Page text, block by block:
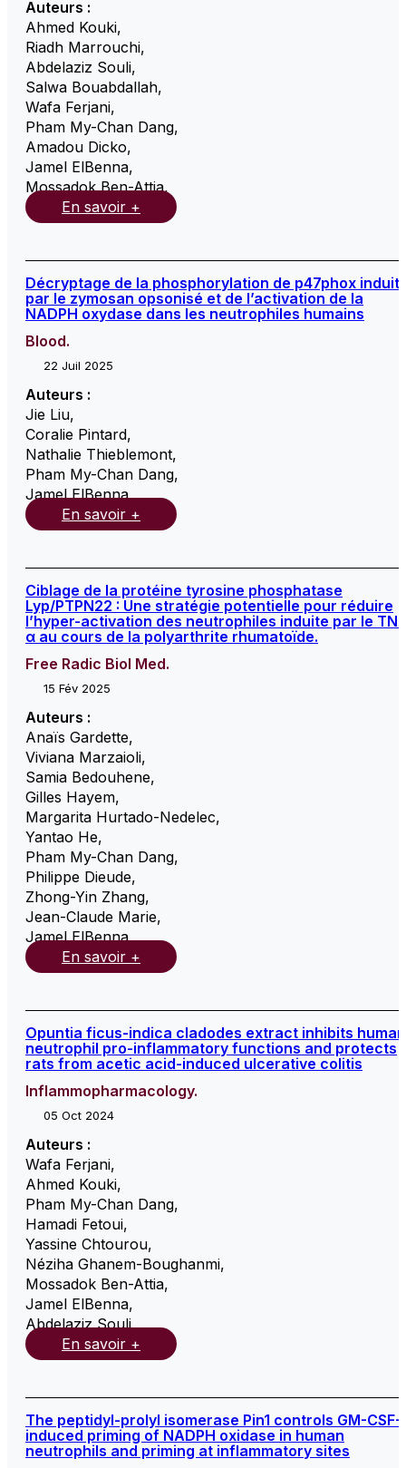
Auteurs :
Ahmed Kouki,
Riadh Marrouchi,
Abdelaziz Souli,
Salwa Bouabdallah,
Wafa Ferjani,
Pham My-Chan Dang,
Amadou Dicko,
Jamel ElBenna,
Mossadok Ben-Attia,
En savoir +
Décryptage de la phosphorylation de p47phox
par le zymosan opsonisé et de l’activation de la
NADPH oxydase dans les neutrophiles humains
Blood.
22 Juil 2025
Auteurs :
Jie Liu,
Coralie Pintard,
Nathalie Thieblemont,
Pham My-Chan Dang,
Jamel ElBenna,
En savoir +
Ciblage de la protéine tyrosine phosphatase
Lyp/PTPN22 : Une stratégie potentielle pour réduire
l’hyper-activation des neutrophiles induite par le
α au cours de la polyarthrite rhumatoïde.
Free Radic Biol Med.
15 Fév 2025
Auteurs :
Anaïs Gardette,
Viviana Marzaioli,
Samia Bedouhene,
Gilles Hayem,
Margarita Hurtado-Nedelec,
Yantao He,
Pham My-Chan Dang,
Philippe Dieude,
Zhong-Yin Zhang,
Jean-Claude Marie,
Jamel ElBenna,
En savoir +
Opuntia ficus-indica cladodes extract inhibits human
neutrophil pro-inflammatory functions and protects
rats from acetic acid-induced ulcerative colitis
Inflammopharmacology.
05 Oct 2024
Auteurs :
Wafa Ferjani,
Ahmed Kouki,
Pham My-Chan Dang,
Hamadi Fetoui,
Yassine Chtourou,
Néziha Ghanem-Boughanmi,
Mossadok Ben-Attia,
Jamel ElBenna,
Abdelaziz Souli,
En savoir +
The peptidyl-prolyl isomerase Pin1 controls GM-CSF-
induced priming of NADPH oxidase in human
neutrophils and priming at inflammatory sites